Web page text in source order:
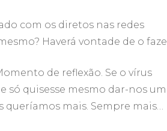
com os diretos nas redes
Haverá vontade de o
de reflexão. Se o vírus
só quisesse mesmo dar-nos um
queríamos mais. Sempre mais…